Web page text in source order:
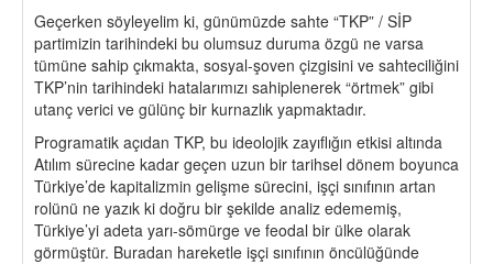
Geçerken söyleyelim ki, günümüzde sahte “TKP” / SİP
partimizin tarihindeki bu olumsuz duruma özgü ne varsa
tümüne sahip çıkmakta, sosyal-şoven çizgisini ve sahteciliğini
TKP’nin tarihindeki hatalarımızı sahiplenerek “örtmek” gibi
utanç verici ve gülünç bir kurnazlık yapmaktadır.
Programatik açıdan TKP, bu ideolojik zayıflığın etkisi altında
Atılım sürecine kadar geçen uzun bir tarihsel dönem boyunca
Türkiye’de kapitalizmin gelişme sürecini, işçi sınıfının artan
rolünü ne yazık ki doğru bir şekilde analiz edememiş,
Türkiye’yi adeta yarı-sömürge ve feodal bir ülke olarak
görmüştür. Buradan hareketle işçi sınıfının öncülüğünde